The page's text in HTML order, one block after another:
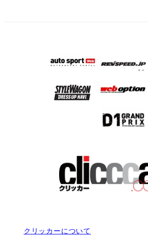
クリッカーについて